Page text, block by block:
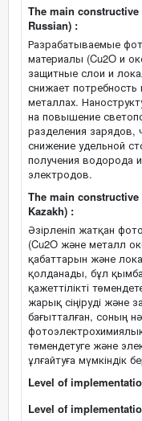
The main
Russian) :
Разрабатываемые
материалы (Cu2O и
защитные слои и
снижает
металлах.
на повышение
разделения зарядов,
снижение удельной
получения водорода
электродов.
The main
Kazakh) :
Әзірленіп жатқан
(Cu2O және металл
қабаттарын және
қолданады, бұл
қажеттілікті
жарық сіңіруді және
бағытталған, соның
фотоэлектрохимиялық
төмендетуге және
ұлғайтуға мүмкіндік
Level of
Level of